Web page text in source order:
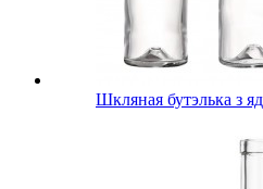
Шкляная бутэлька з